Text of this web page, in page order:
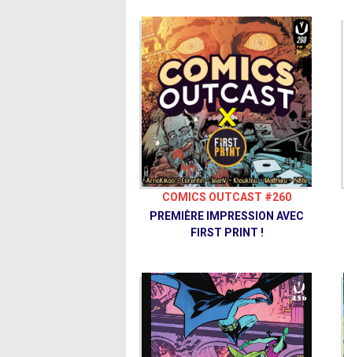
COMICS OUTCAST #260
PREMIÈRE IMPRESSION AVEC
FIRST PRINT !